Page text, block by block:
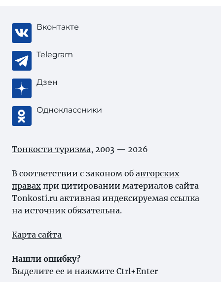
Вконтакте
Telegram
Дзен
Одноклассники
Тонкости туризма, 2003 — 2026
В соответствии с законом об авторских
правах при цитировании материалов сайта
Tonkosti.ru активная индексируемая ссылка
на источник обязательна.
Карта сайта
Нашли ошибку?
Выделите ее и нажмите Ctrl+Enter